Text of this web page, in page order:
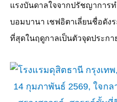
แรงบันดาลใจจากปรัชญาการ
บอมบานา เชฟอิตาเลี่ยนชื่อดัง
ที่สุดในฤดูกาลเป็นตัวจุดประกา